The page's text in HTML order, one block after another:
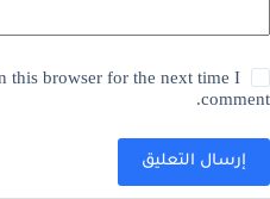
this browser for the next time I
comment.
إرسال التعليق